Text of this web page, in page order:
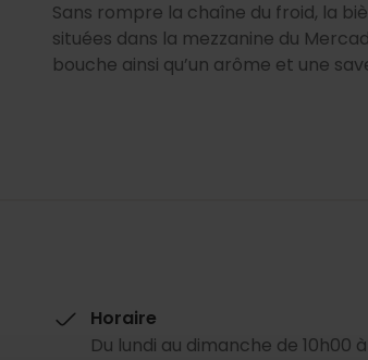
Sans rompre la chaîne du froid, la
situées dans la mezzanine du
bouche ainsi qu’un arôme et une
Horaire
Du lundi au dimanche de 10h00